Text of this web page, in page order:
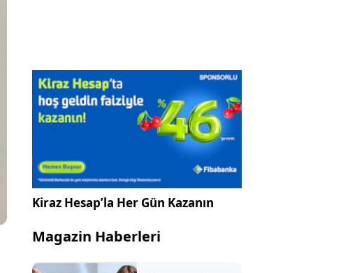
Kiraz Hesap’la Her Gün Kazanın
Magazin Haberleri